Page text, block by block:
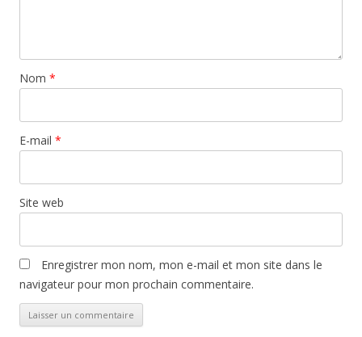
Nom *
E-mail *
Site web
Enregistrer mon nom, mon e-mail et mon site dans le
navigateur pour mon prochain commentaire.